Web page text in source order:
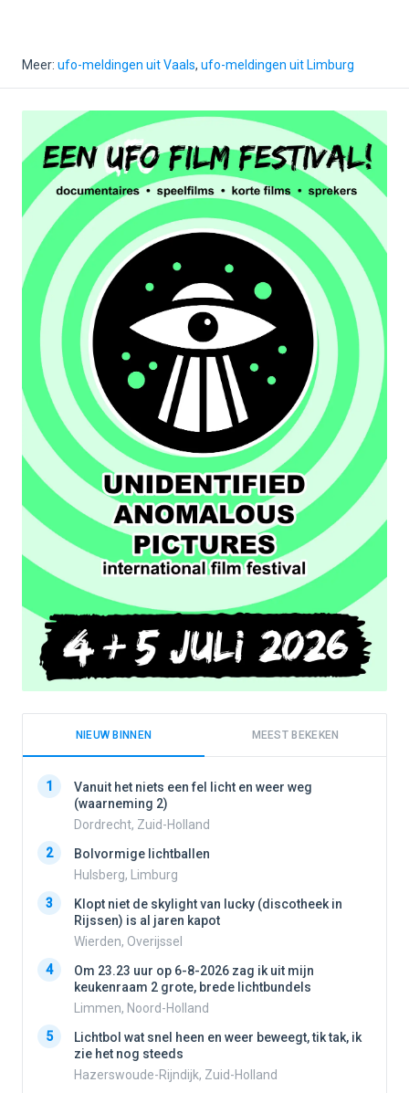
Meer: ufo-meldingen uit Vaals, ufo-meldingen uit Limburg
NIEUW BINNEN MEEST BEKEKEN
1
Vanuit het niets een fel licht en weer weg
(waarneming 2)
Dordrecht, Zuid-Holland
2
Bolvormige lichtballen
Hulsberg, Limburg
3
Klopt niet de skylight van lucky (discotheek in
Rijssen) is al jaren kapot
Wierden, Overijssel
4
Om 23.23 uur op 6-8-2026 zag ik uit mijn
keukenraam 2 grote, brede lichtbundels
Limmen, Noord-Holland
5
Lichtbol wat snel heen en weer beweegt, tik tak, ik
zie het nog steeds
Hazerswoude-Rijndijk, Zuid-Holland